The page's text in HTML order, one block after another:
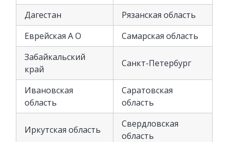
Дагестан
Рязанская область
Еврейская А О
Самарская область
Забайкальский
край
Санкт-Петербург
Ивановская
область
Саратовская
область
Иркутская область
Свердловская
область